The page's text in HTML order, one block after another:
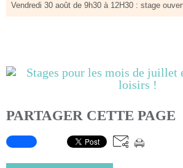
Vendredi 30 août de 9h30 à 12H30 : stage
PARTAGER CETTE PAGE